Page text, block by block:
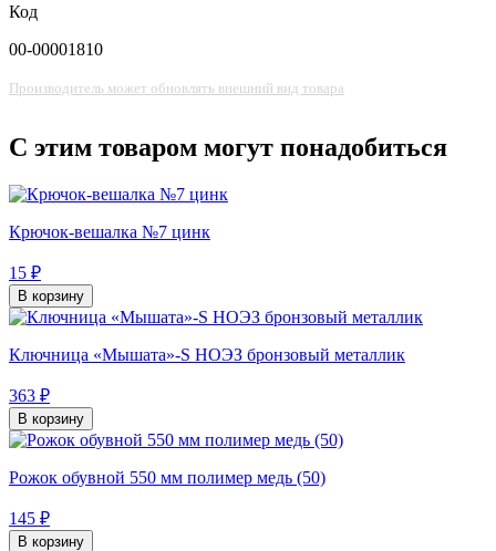
Код
00-00001810
Производитель может обновлять внешний вид товара
С этим товаром могут понадобиться
Крючок-вешалка №7 цинк
15 ₽
В корзину
Ключница «Мышата»-S НОЭЗ бронзовый металлик
363 ₽
В корзину
Рожок обувной 550 мм полимер медь (50)
145 ₽
В корзину